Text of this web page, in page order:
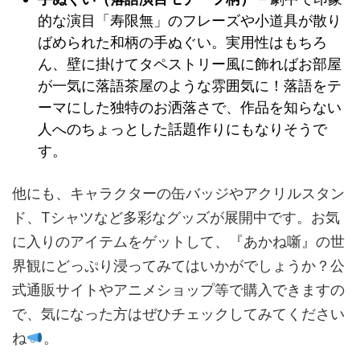
的な演目「寿限無」のフレーズや小道具が散り
ばめられた和柄の手ぬぐい。実用性はもちろ
ん、壁に掛けてタペストリー風に飾ればお部屋
が一気に落語茶屋のような雰囲気に！落語をテ
ーマにした独特のお洒落さで、作品を知らない
人へのちょっとした話題作りにもなりそうで
す。
他にも、キャラクターの缶バッジやアクリルスタン
ド、Tシャツなど多彩なグッズが展開中です。お気
に入りのアイテムをゲットして、『あかね噺』の世
界観にどっぷり浸ってみてはいかがでしょうか？公
式通販サイトやアニメショップ等で購入できますの
で、気になった方はぜひチェックしてみてください
ね
。